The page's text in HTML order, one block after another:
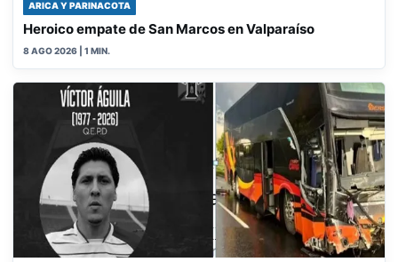
ARICA Y PARINACOTA
Heroico empate de San Marcos en Valparaíso
8 AGO 2026 | 1 MIN.